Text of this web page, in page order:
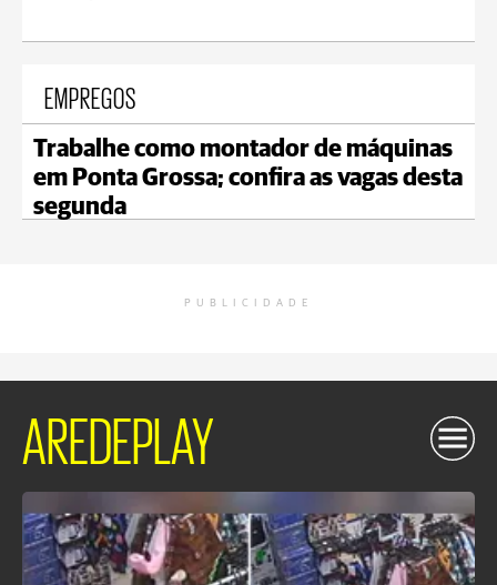
EMPREGOS
Trabalhe como montador de máquinas
em Ponta Grossa; confira as vagas desta
segunda
PUBLICIDADE
AREDEPLAY